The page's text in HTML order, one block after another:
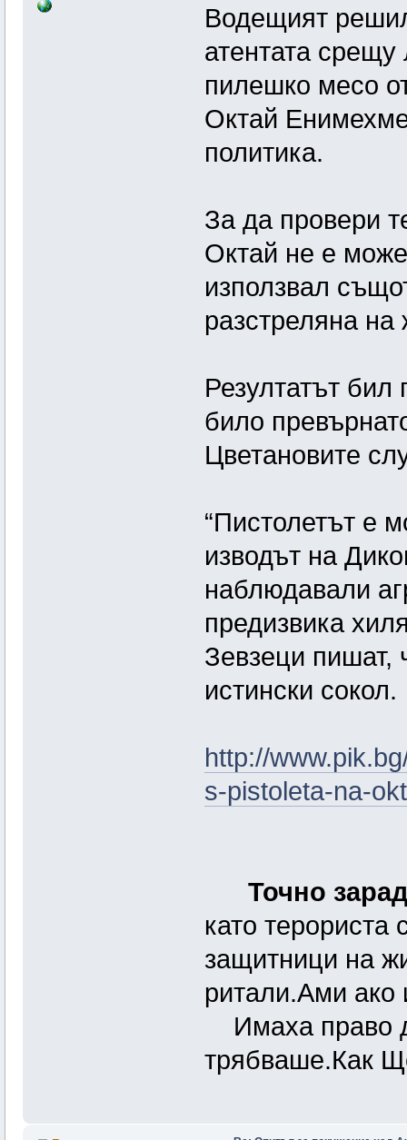
Водещият
атентата
пилешко месо
Октай
политика.
За да провери
Октай не е
използвал
разстреляна на
Резултатът бил
било
Цветановите
“Пистолетът е
изводът на
наблюдавали
предизвика
Зевзеци пишат,
истински сокол.
http://
s-pistoleta-na-
Точно
като терориста
защитници на
ритали.Ами
Имаха право
трябваше.Как